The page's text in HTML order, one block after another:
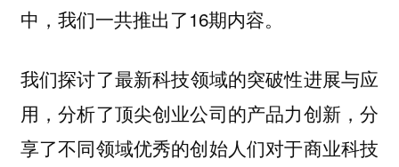
中，我们一共推出了16期内容。
我们探讨了最新科技领域的突破性进展与应
用，分析了顶尖创业公司的产品力创新，分
享了不同领域优秀的创始人们对于商业科技